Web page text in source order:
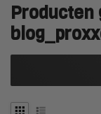
Producten